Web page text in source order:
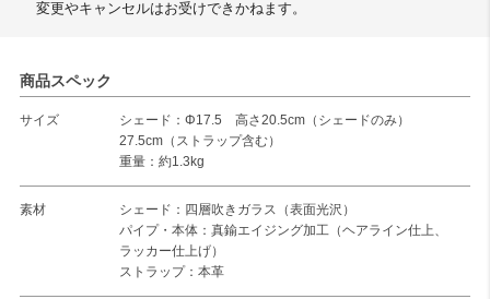
変更やキャンセルはお受けできかねます。
商品スペック
サイズ
シェード：Φ17.5 高さ20.5cm（シェードのみ）
27.5cm（ストラップ含む）
重量：約1.3kg
素材
シェード：四層吹きガラス（表面光沢）
パイプ・本体：真鍮エイジング加工（ヘアライン仕上、
ラッカー仕上げ）
ストラップ：本革